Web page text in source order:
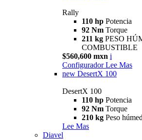
Rally
110 hp Potencia
92 Nm Torque
211 kg PESO
COMBUSTIBLE
$560,600 mxn i
Configurador Lee Mas
new DesertX 100
DesertX 100
110 hp Potencia
92 Nm Torque
210 kg Peso
Lee Mas
Diavel